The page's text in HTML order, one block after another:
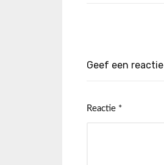
Geef een reactie
Reactie *